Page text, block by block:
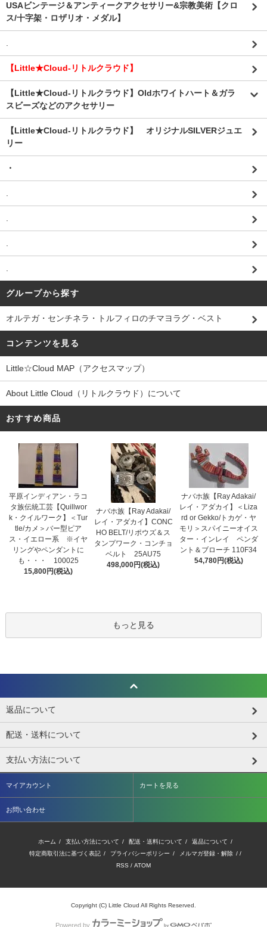
USAビンテージ＆アンティークアクセサリー&宗教美術【クロ
ス/十字架・ロザリオ・メダル】
.
【Little★Cloud-リトルクラウド】
【Little★Cloud-リトルクラウド】Oldホワイトハート＆ガラ
スビーズなどのアクセサリー
【Little★Cloud-リトルクラウド】 オリジナルSILVERジュエ
リー
・
.
.
.
.
グループから探す
オルテガ・センチネラ・トルフィロのチマヨラグ・ベスト
コンテンツを見る
Little☆Cloud MAP（アクセスマップ）
About Little Cloud（リトルクラウド）について
おすすめ商品
平原インディアン・ラコ
タ族伝統工芸【Quillwor
k・クイルワーク】＜Tur
tle/カメ＞バー型ピア
ス・イエロー系 ※イヤ
リングやペンダントに
も・・・ 100025
15,800円(税込)
ナバホ族【Ray Adakai/
レイ・アダカイ】CONC
HO BELT/リポウズ＆ス
タンプワーク・コンチョ
ベルト 25AU75
498,000円(税込)
ナバホ族【Ray Adakai/
レイ・アダカイ】＜Liza
rd or Gekko/トカゲ・ヤ
モリ＞スパイニーオイス
ター・インレイ ペンダ
ント＆ブローチ 110F34
54,780円(税込)
もっと見る
返品について
配送・送料について
支払い方法について
マイアカウント カートを見る
お問い合わせ
ホーム / 支払い方法について / 配送・送料について / 返品について /
特定商取引法に基づく表記 / プライバシーポリシー / メルマガ登録・解除 / /
RSS / ATOM
Copyright (C) Little Cloud All Rights Reserved.
Powered by